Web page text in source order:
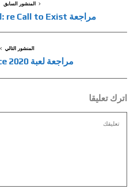
المنشور السابق
مراجعة Tokyo Ghoul: re Call to Exist
المنشور التالي
مراجعة لعبة Just Dance 2020
اترك تعليقا